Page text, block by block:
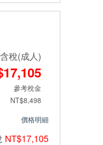
稅(成人)
參考稅金
NT$8,498
價格明細
NT$17,105